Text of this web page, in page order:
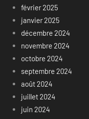
février 2025
janvier 2025
décembre 2024
novembre 2024
octobre 2024
septembre 2024
août 2024
juillet 2024
juin 2024